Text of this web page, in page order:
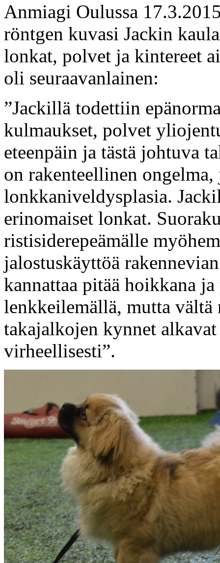
Anmiagi Oulussa
röntgen kuvasi Jackin
lonkat, polvet ja kintereet
oli seuraavanlainen:
”Jackillä todettiin
kulmaukset, polvet
eteenpäin ja tästä johtuva
on rakenteellinen
lonkkaniveldysplasia.
erinomaiset lonkat.
ristisiderepeämälle
jalostuskäyttöä
kannattaa pitää hoikkana
lenkkeilemällä, mutta
takajalkojen kynnet
virheellisesti”.